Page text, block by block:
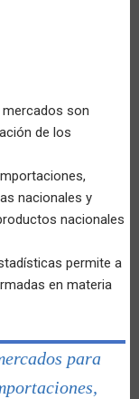
son
de los
nacionales y
nacionales
permite a
en materia
para